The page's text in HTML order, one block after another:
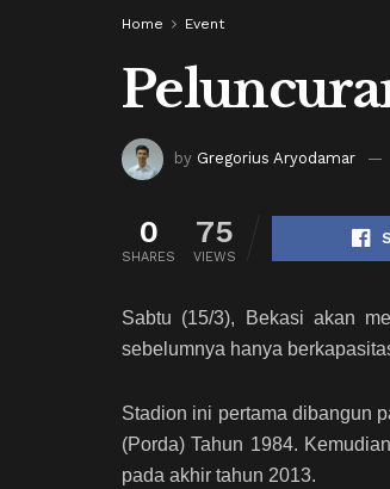
Home Event
by Gregorius Aryodamar
0
SHARES
75
VIEWS
Sabtu (15/3), Bekasi akan
sebelumnya hanya
Stadion ini pertama dibangun
(Porda) Tahun 1984.
pada akhir tahun 2013.